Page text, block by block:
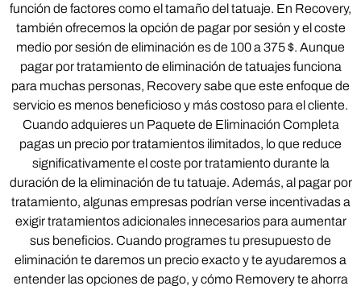
función de factores como el tamaño del tatuaje. En Recovery,
también ofrecemos la opción de pagar por sesión y el coste
medio por sesión de eliminación es de 100 a 375 $. Aunque
pagar por tratamiento de eliminación de tatuajes funciona
para muchas personas, Recovery sabe que este enfoque de
servicio es menos beneficioso y más costoso para el cliente.
Cuando adquieres un Paquete de Eliminación Completa
pagas un precio por tratamientos ilimitados, lo que reduce
significativamente el coste por tratamiento durante la
duración de la eliminación de tu tatuaje. Además, al pagar por
tratamiento, algunas empresas podrían verse incentivadas a
exigir tratamientos adicionales innecesarios para aumentar
sus beneficios. Cuando programes tu presupuesto de
eliminación te daremos un precio exacto y te ayudaremos a
entender las opciones de pago, y cómo Removery te ahorra